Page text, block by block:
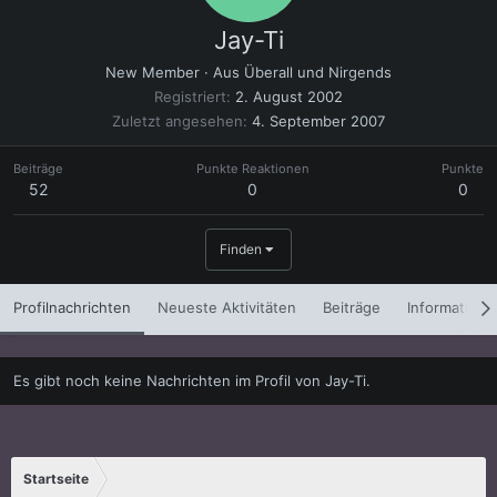
Jay-Ti
New Member · Aus Überall und Nirgends
Registriert
2. August 2002
Zuletzt angesehen 4. September 2007
Beiträge
52
Punkte Reaktionen
0
Punkte
0
Finden
Profilnachrichten Neueste Aktivitäten Beiträge
Es gibt noch keine Nachrichten im Profil von Jay-Ti.
Startseite